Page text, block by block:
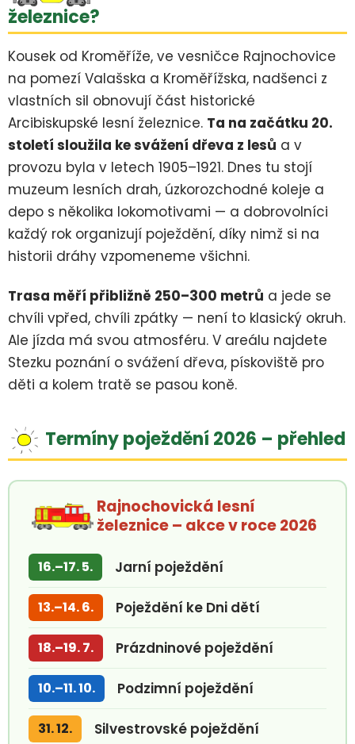
železnice?
Kousek od Kroměříže, ve vesničce Rajnochovice
na pomezí Valašska a Kroměřížska, nadšenci z
vlastních sil obnovují část historické
Arcibiskupské lesní železnice. Ta na začátku 20.
století sloužila ke svážení dřeva z lesů a v
provozu byla v letech 1905–1921. Dnes tu stojí
muzeum lesních drah, úzkorozchodné koleje a
depo s několika lokomotivami — a dobrovolníci
každý rok organizují poježdění, díky nimž si na
historii dráhy vzpomeneme všichni.
Trasa měří přibližně 250–300 metrů a jede se
chvíli vpřed, chvíli zpátky — není to klasický okruh.
Ale jízda má svou atmosféru. V areálu najdete
Stezku poznání o svážení dřeva, pískoviště pro
děti a kolem tratě se pasou koně.
Termíny poježdění 2026 – přehled
Rajnochovická lesní
železnice – akce v roce 2026
16.–17. 5. Jarní poježdění
13.–14. 6. Poježdění ke Dni dětí
18.–19. 7. Prázdninové poježdění
10.–11. 10. Podzimní poježdění
31. 12. Silvestrovské poježdění